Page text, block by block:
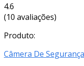
4.6
(10 avaliações)
Produto:
Câmera De Segurança